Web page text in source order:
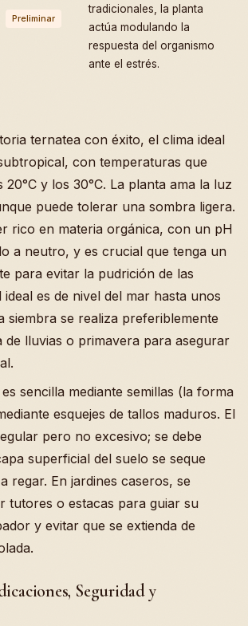
Preliminar
tradicionales, la planta
actúa modulando la
respuesta del organismo
ante el estrés.
ternatea con éxito, el clima ideal
con temperaturas que
y los 30°C. La planta ama la luz
puede tolerar una sombra ligera.
rico en materia orgánica, con un pH
a neutro, y es crucial que tenga un
para evitar la pudrición de las
ideal es de nivel del mar hasta unos
siembra se realiza preferiblemente
de lluvias o primavera para asegurar
sencilla mediante semillas (la forma
esquejes de tallos maduros. El
pero no excesivo; se debe
superficial del suelo se seque
regar. En jardines caseros, se
tutores o estacas para guiar su
y evitar que se extienda de
Seguridad y